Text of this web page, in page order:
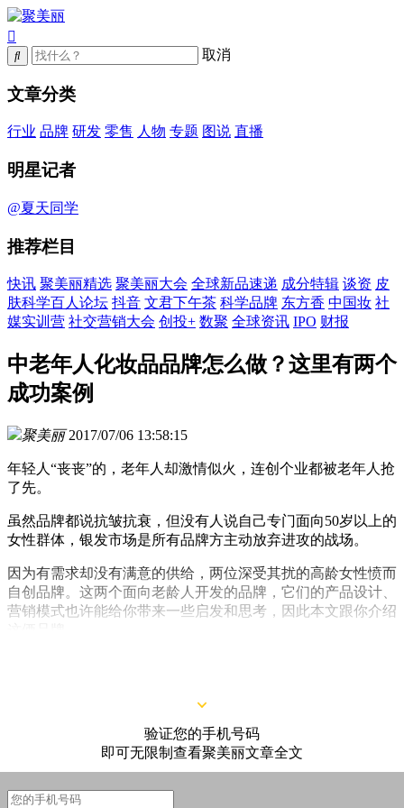
取消
文章分类
行业 品牌 研发 零售 人物 专题 图说 直播
明星记者
@夏天同学
推荐栏目
快讯 聚美丽精选 聚美丽大会 全球新品速递 成分特辑 谈资 皮
肤科学百人论坛 抖音 文君下午茶 科学品牌 东方香 中国妆 社
媒实训营 社交营销大会 创投+ 数聚 全球资讯 IPO 财报
中老年人化妆品品牌怎么做？这里有两个
成功案例
聚美丽 2017/07/06 13:58:15
年轻人“丧丧”的，老年人却激情似火，连创个业都被老年人抢
了先。
虽然品牌都说抗皱抗衰，但没有人说自己专门面向50岁以上的
女性群体，银发市场是所有品牌方主动放弃进攻的战场。
因为有需求却没有满意的供给，两位深受其扰的高龄女性愤而
自创品牌。这两个面向老龄人开发的品牌，它们的产品设计、
营销模式也许能给你带来一些启发和思考，因此本文跟你介绍
验证您的手机号码
即可无限制查看聚美丽文章全文